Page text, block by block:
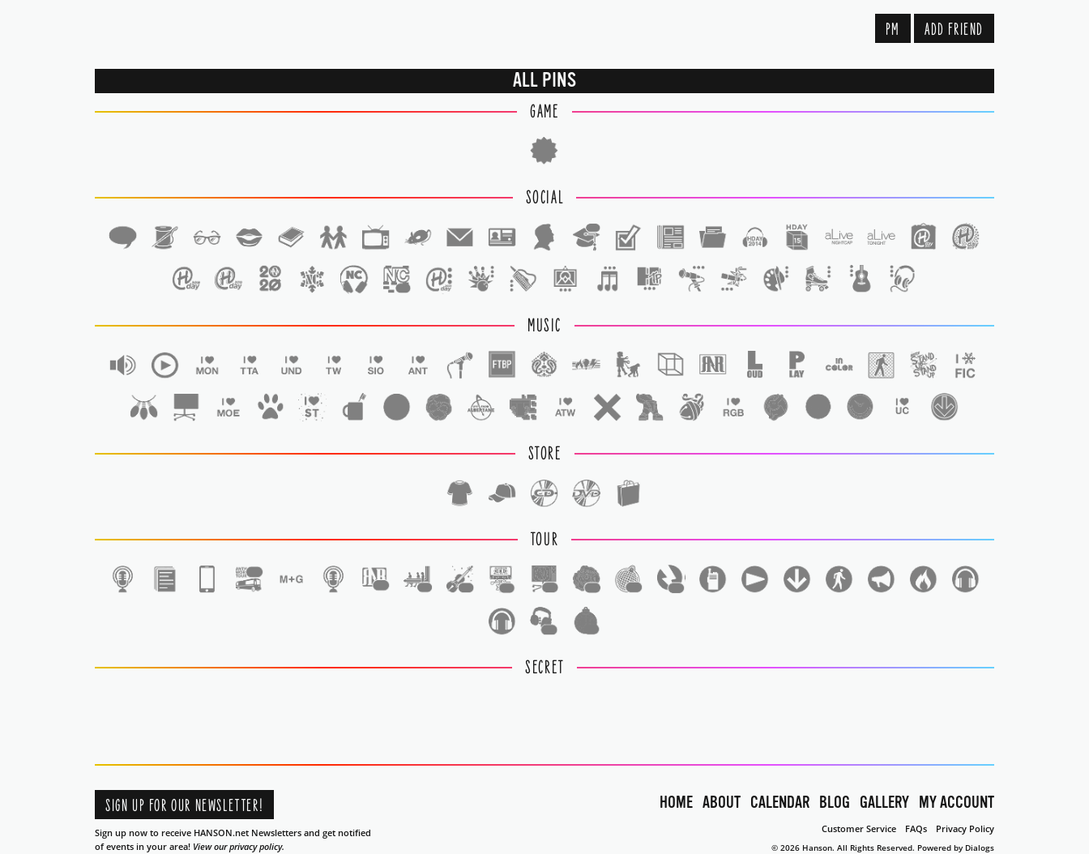
PM ADD FRIEND
ALL PINS
GAME
SOCIAL
MUSIC
STORE
TOUR
SECRET
SIGN UP FOR OUR NEWSLETTER!
Sign up now to receive HANSON.net Newsletters and get notified
of events in your area! View our privacy policy.
HOME ABOUT CALENDAR BLOG GALLERY MY ACCOUNT
Customer Service FAQs Privacy Policy
© 2026 Hanson. All Rights Reserved. Powered by Dialogs